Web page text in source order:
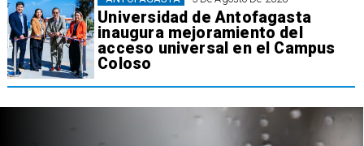
Universidad de Antofagasta
inaugura mejoramiento del
acceso universal en el Campus
Coloso